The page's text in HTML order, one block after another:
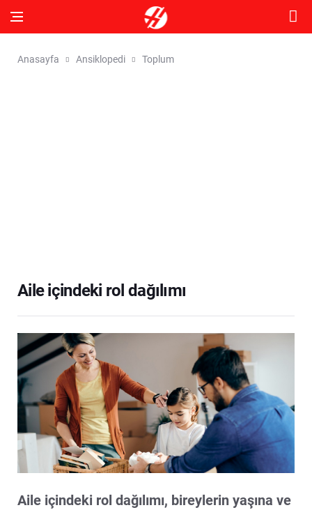
Anasayfa Ansiklopedi Toplum
Aile içindeki rol dağılımı
Aile içindeki rol dağılımı, bireylerin yaşına ve